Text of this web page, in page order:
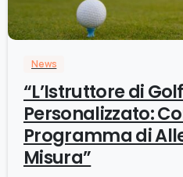
News
“L’Istruttore di
Personalizzato:
Programma di
Misura”